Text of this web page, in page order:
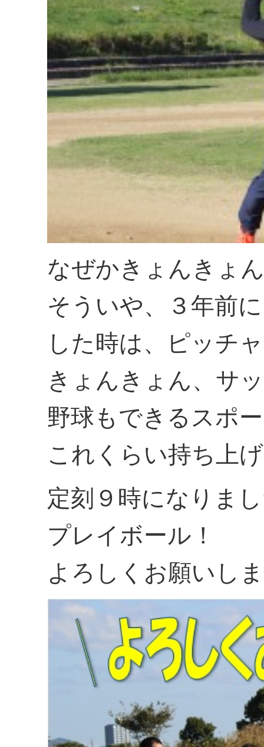
なぜかきょんきょ
そういや、３年前
した時は、ピッチ
きょんきょん、サ
野球もできるスポ
これくらい持ち上
定刻９時になりま
プレイボール！
よろしくお願いし